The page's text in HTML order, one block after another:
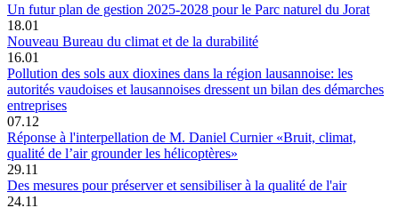
Un futur plan de gestion 2025-2028 pour le Parc naturel du Jorat
18.01
Nouveau Bureau du climat et de la durabilité
16.01
Pollution des sols aux dioxines dans la région lausannoise: les
autorités vaudoises et lausannoises dressent un bilan des démarches
entreprises
07.12
Réponse à l'interpellation de M. Daniel Curnier «Bruit, climat,
qualité de l’air grounder les hélicoptères»
29.11
Des mesures pour préserver et sensibiliser à la qualité de l'air
24.11